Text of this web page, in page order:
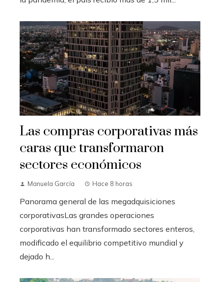
Las compras corporativas más
caras que transformaron
sectores económicos
Manuela García Hace 8 horas
Panorama general de las megadquisiciones
corporativasLas grandes operaciones
corporativas han transformado sectores enteros,
modificado el equilibrio competitivo mundial y
dejado h...